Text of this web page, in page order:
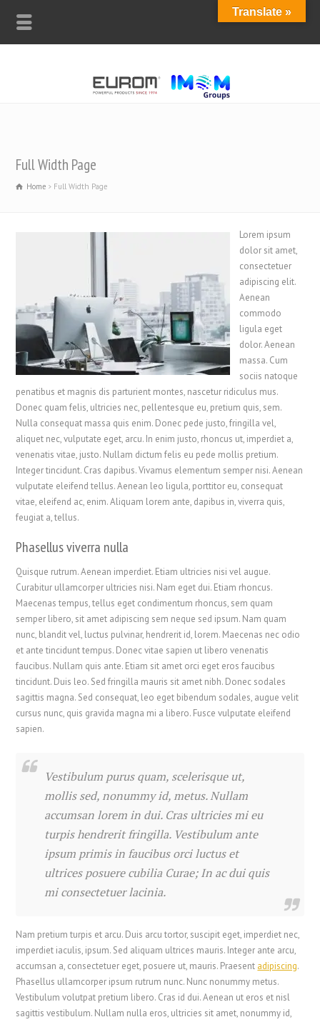
Full Width Page
Home Full Width Page
Lorem ipsum
dolor sit amet,
consectetuer
adipiscing elit.
Aenean
commodo
ligula eget
dolor. Aenean
massa. Cum
sociis natoque
penatibus et magnis dis parturient montes, nascetur ridiculus mus.
Donec quam felis, ultricies nec, pellentesque eu, pretium quis, sem.
Nulla consequat massa quis enim. Donec pede justo, fringilla vel,
aliquet nec, vulputate eget, arcu. In enim justo, rhoncus ut, imperdiet a,
venenatis vitae, justo. Nullam dictum felis eu pede mollis pretium.
Integer tincidunt. Cras dapibus. Vivamus elementum semper nisi. Aenean
vulputate eleifend tellus. Aenean leo ligula, porttitor eu, consequat
vitae, eleifend ac, enim. Aliquam lorem ante, dapibus in, viverra quis,
feugiat a, tellus.
Phasellus viverra nulla
Quisque rutrum. Aenean imperdiet. Etiam ultricies nisi vel augue.
Curabitur ullamcorper ultricies nisi. Nam eget dui. Etiam rhoncus.
Maecenas tempus, tellus eget condimentum rhoncus, sem quam
semper libero, sit amet adipiscing sem neque sed ipsum. Nam quam
nunc, blandit vel, luctus pulvinar, hendrerit id, lorem. Maecenas nec odio
et ante tincidunt tempus. Donec vitae sapien ut libero venenatis
faucibus. Nullam quis ante. Etiam sit amet orci eget eros faucibus
tincidunt. Duis leo. Sed fringilla mauris sit amet nibh. Donec sodales
sagittis magna. Sed consequat, leo eget bibendum sodales, augue velit
cursus nunc, quis gravida magna mi a libero. Fusce vulputate eleifend
sapien.
Vestibulum purus quam, scelerisque ut,
mollis sed, nonummy id, metus. Nullam
accumsan lorem in dui. Cras ultricies mi eu
turpis hendrerit fringilla. Vestibulum ante
ipsum primis in faucibus orci luctus et
ultrices posuere cubilia Curae; In ac dui quis
mi consectetuer lacinia.
Nam pretium turpis et arcu. Duis arcu tortor, suscipit eget, imperdiet nec,
imperdiet iaculis, ipsum. Sed aliquam ultrices mauris. Integer ante arcu,
accumsan a, consectetuer eget, posuere ut, mauris. Praesent adipiscing.
Phasellus ullamcorper ipsum rutrum nunc. Nunc nonummy metus.
Vestibulum volutpat pretium libero. Cras id dui. Aenean ut eros et nisl
sagittis vestibulum. Nullam nulla eros, ultricies sit amet, nonummy id,
Translate »